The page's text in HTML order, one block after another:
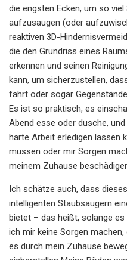
die engsten Ecken, um so
aufzusaugen (oder
reaktiven 3D-
die den Grundriss eines
erkennen und seinen
kann, um sicherzustellen,
fährt oder sogar
Es ist so praktisch, es
Abend esse oder dusche,
harte Arbeit erledigen lassen
müssen oder mir Sorgen
meinem Zuhause
Ich schätze auch, dass
intelligenten Staubsaugern
bietet – das heißt, solange
ich mir keine Sorgen
es durch mein Zuhause